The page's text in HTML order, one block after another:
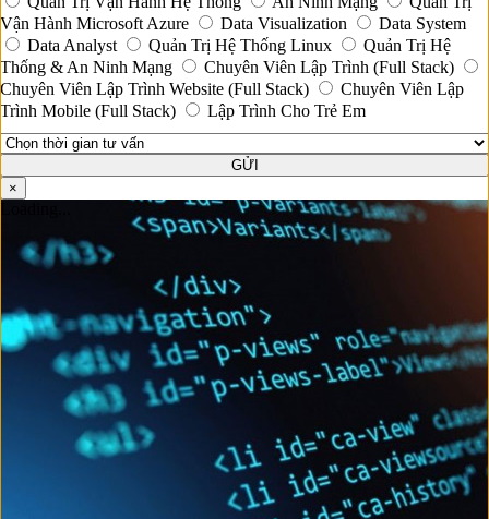
Vận Hành Microsoft Azure
Data Visualization
Data System
Data Analyst
Quản Trị Hệ Thống Linux
Quản Trị Hệ
Thống & An Ninh Mạng
Chuyên Viên Lập Trình (Full Stack)
Chuyên Viên Lập Trình Website (Full Stack)
Chuyên Viên Lập
Trình Mobile (Full Stack)
Lập Trình Cho Trẻ Em
GỬI
×
Giới Thiệu
Cơ Sở Vật Chất
Giảng Viên
Điều Khoản & Chính Sách
Khóa Đào Tạo
Chuyên Viên Quản Trị Vận Hành Hệ Thống
An Ninh Mạng (Network Security)
Chuyên Viên Quản Trị Hệ Thống & An Ninh Mạng
Quản trị Vận Hành Microsoft Azure
Học Phân Tích Dữ Liệu
Phân Tích Dữ Liệu (Data Analyst)
Quản Trị Dữ Liệu (Data System)
Trực Quan Hóa Dữ Liệu (Data Visualization)
Học Lập Trình (Full Stack)
Chuyên Viên Lập Trình (Full Stack)
Chuyên Viên Lập Trình Website (Full Stack)
Chuyên Viên Lập Trình Mobile (Full Stack)
Lập Trình Cho Trẻ Em
Software Testing
Tin Học Ứng Dụng
Lịch Khai Giảng
Tin Tức
Kiến Thức & Kỹ Năng
Hướng Nghiệp Ngành CNTT
Pascal là một ngôn ngữ lập trình quen thuộc trong cộng đồng lập trình
viên chuyên nghiệp. Được đặt tên theo nhà toán học, triết gia và nhà
vật lý người Pháp Blaise Pascal, ngôn ngữ lập trình Pascal không chỉ
phục vụ cho mục đích giảng dạy mà còn được ứng dụng rộng rãi trong
nhiều lĩnh vực khác nhau. Trong bài viết này, Học Viện Công Nghệ
Thông Tin Á Âusẽ giới thiệu khái niệm lập trình Pascal
đặc điểm nổi bật và ứng dụng thực tế mà ngôn ngữ Pascal mang lại.